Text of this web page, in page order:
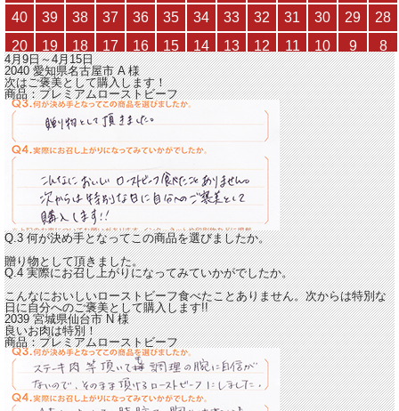
4月9日～4月15日
2040 愛知県名古屋市A様
次はご褒美として購入します！
商品：プレミアムローストビーフ
Q.3 何が決め手となってこの商品を選びましたか。
贈り物として頂きました。
Q.4 実際にお召し上がりになってみていかがでしたか。
こんなにおいしいローストビーフ食べたことありません。次からは特別な
日に自分へのご褒美として購入します!!
2039 宮城県仙台市N様
良いお肉は特別！
商品：プレミアムローストビーフ